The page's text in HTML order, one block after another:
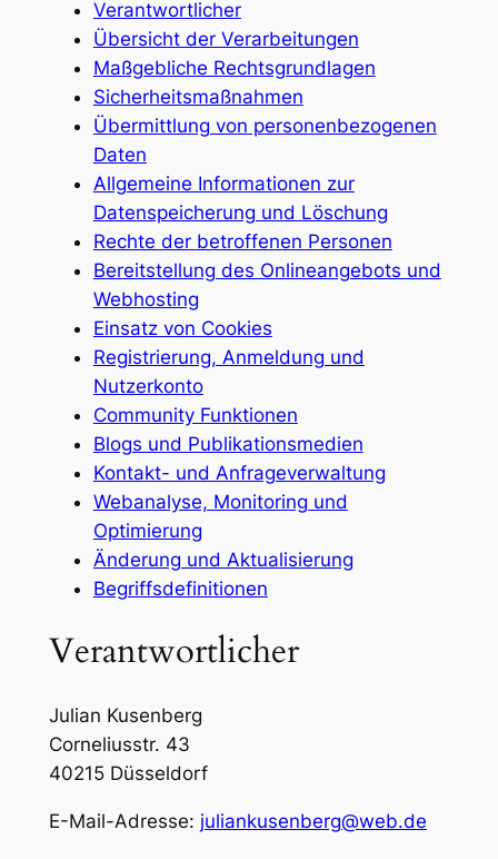
Verantwortlicher
Übersicht der Verarbeitungen
Maßgebliche Rechtsgrundlagen
Sicherheitsmaßnahmen
Übermittlung von personenbezogenen
Daten
Allgemeine Informationen zur
Datenspeicherung und Löschung
Rechte der betroffenen Personen
Bereitstellung des Onlineangebots und
Webhosting
Einsatz von Cookies
Registrierung, Anmeldung und
Nutzerkonto
Community Funktionen
Blogs und Publikationsmedien
Kontakt- und Anfrageverwaltung
Webanalyse, Monitoring und
Optimierung
Änderung und Aktualisierung
Begriffsdefinitionen
Verantwortlicher
Julian Kusenberg
Corneliusstr. 43
40215 Düsseldorf
E-Mail-Adresse: juliankusenberg@web.de